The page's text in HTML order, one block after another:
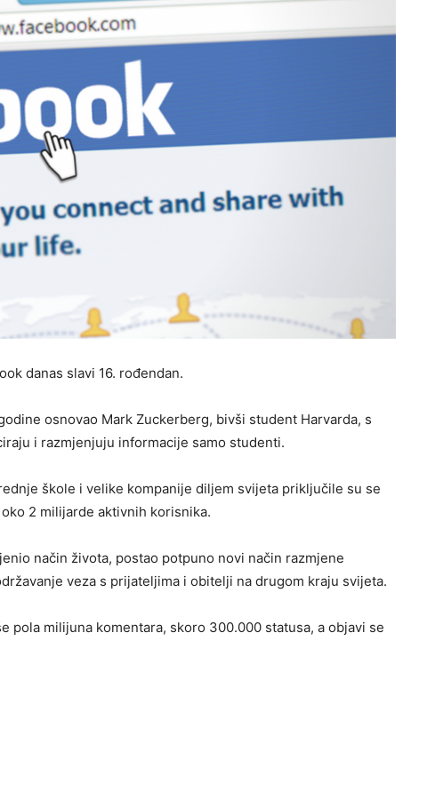
danas slavi 16. rođendan.
osnovao Mark Zuckerberg, bivši student Harvarda, s
i razmjenjuju informacije samo studenti.
škole i velike kompanije diljem svijeta priključile su se
2 milijarde aktivnih korisnika.
način života, postao potpuno novi način razmjene
veza s prijateljima i obitelji na drugom kraju svijeta.
pola milijuna komentara, skoro 300.000 statusa, a objavi se